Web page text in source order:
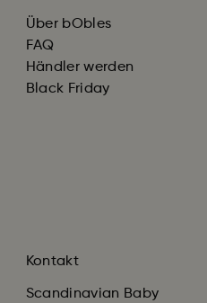
Über bObles
FAQ
Händler werden
Black Friday
Kontakt
Scandinavian Baby